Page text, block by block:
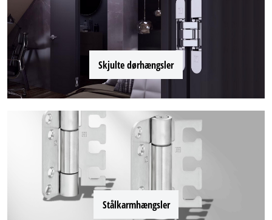
Skjulte dørhængsler
Stålkarmhængsler